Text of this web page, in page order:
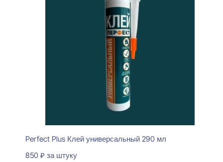
Perfect Plus Клей универсальный 290 мл
850 ₽ за штуку